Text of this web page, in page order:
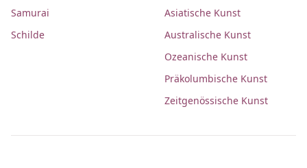
Samurai
Schilde
Asiatische Kunst
Australische Kunst
Ozeanische Kunst
Präkolumbische Kunst
Zeitgenössische Kunst